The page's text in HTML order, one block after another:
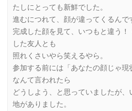
たしにとっても新鮮でした。
進むにつれて、顔が違ってくるんで
完成した顔を見て、いつもと違う
した友人とも
照れくさいやら笑えるやら。
参加する前には「あなたの顔じゃ現
なんて言われたら
どうしよう、と思っていましたが
地がありました。